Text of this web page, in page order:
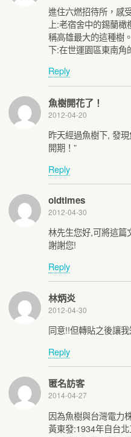
進住六燃招待所，感
上:老宿舍中的錫蘭
稱高雄最大的這種樹。
下:在世運園區東南角
Reply
魚樹開花了！
2012-04-20
昨天經過魚樹下, 發
開期！”
Reply
oldtimes
2012-04-30
林先生您好,可將這篇
謝謝您!
Reply
林炳炎
2012-04-30
同意!!但轉貼之後讓
Reply
匿名訪客
2014-04-27
因為魚樹與台灣電力
黃東發:1934年自台